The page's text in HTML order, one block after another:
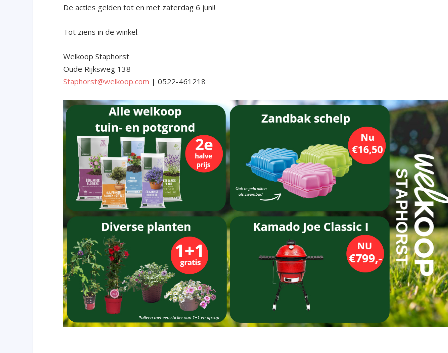
De acties gelden tot en met zaterdag 6 juni!
Tot ziens in de winkel.
Welkoop Staphorst
Oude Rijksweg 138
Staphorst@welkoop.com | 0522-461218